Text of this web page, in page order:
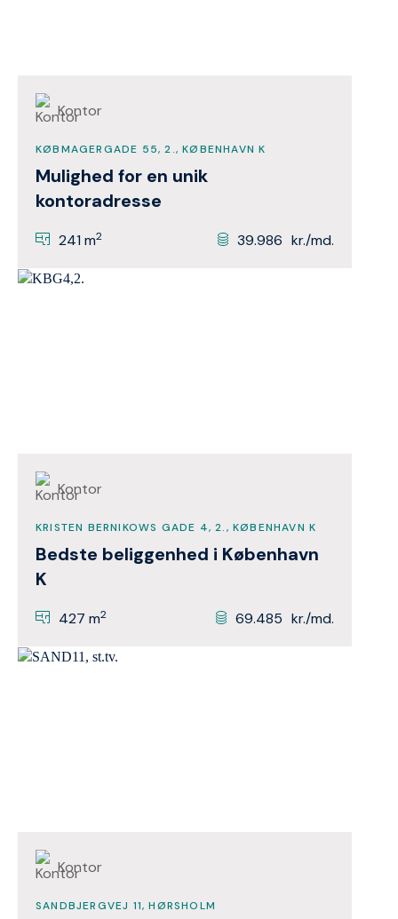
Kontor
KØBMAGERGADE 55, 2., KØBENHAVN K
Mulighed for en unik
kontoradresse
241 m2 39.986 kr./md.
Kontor
KRISTEN BERNIKOWS GADE 4, 2., KØBENHAVN K
Bedste beliggenhed i København
K
427 m2 69.485 kr./md.
Kontor
SANDBJERGVEJ 11, HØRSHOLM